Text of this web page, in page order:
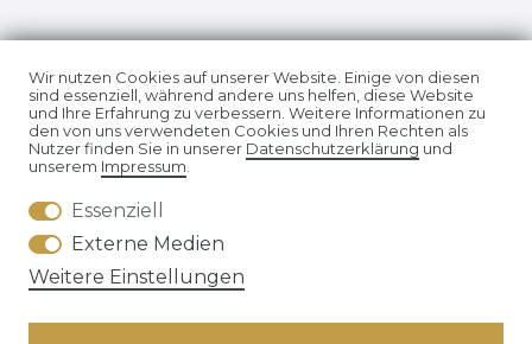
Impressum Daten­schutz­erklärung
AGB
Wir nutzen Cookies auf unserer Website. Einige von diesen
sind essenziell, während andere uns helfen, diese Website
und Ihre Erfahrung zu verbessern. Weitere Informationen zu
den von uns verwendeten Cookies und Ihren Rechten als
Nutzer finden Sie in unserer Daten­schutz­erklärung und
unserem Impressum.
Essenziell
Externe Medien
Weitere Einstellungen